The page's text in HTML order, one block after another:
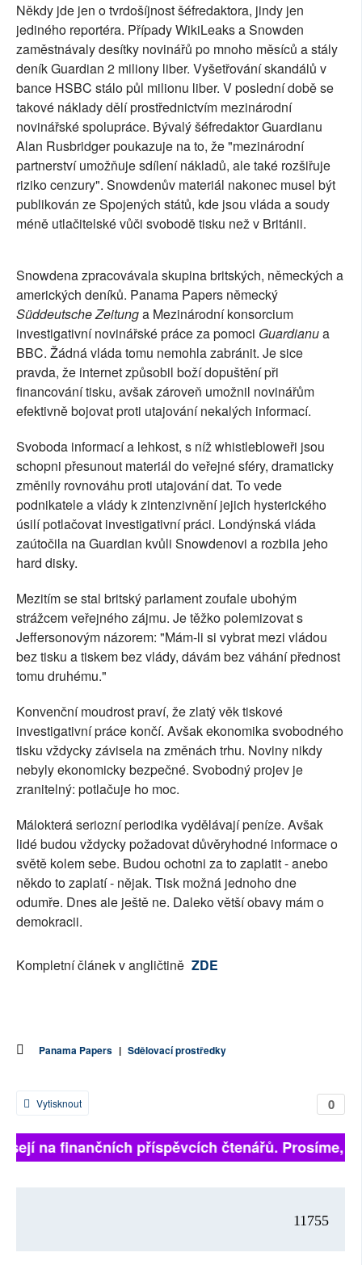
Někdy jde jen o tvrdošíjnost šéfredaktora, jindy jen
jediného reportéra. Případy WikiLeaks a Snowden
zaměstnávaly desítky novinářů po mnoho měsíců a stály
deník Guardian 2 miliony liber. Vyšetřování skandálů v
bance HSBC stálo půl milionu liber. V poslední době se
takové náklady dělí prostřednictvím mezinárodní
novinářské spolupráce. Bývalý šéfredaktor Guardianu
Alan Rusbridger poukazuje na to, že "mezinárodní
partnerství umožňuje sdílení nákladů, ale také rozšiřuje
riziko cenzury". Snowdenův materiál nakonec musel být
publikován ze Spojených států, kde jsou vláda a soudy
méně utlačitelské vůči svobodě tisku než v Británii.
Snowdena zpracovávala skupina britských, německých a
amerických deníků. Panama Papers německý
Süddeutsche Zeitunga Mezinárodní konsorcium
investigativní novinářské práce za pomoci Guardianua
BBC. Žádná vláda tomu nemohla zabránit. Je sice
pravda, že internet způsobil boží dopuštění při
financování tisku, avšak zároveň umožnil novinářům
efektivně bojovat proti utajování nekalých informací.
Svoboda informací a lehkost, s níž whistlebloweři jsou
schopni přesunout materiál do veřejné sféry, dramaticky
změnily rovnováhu proti utajování dat. To vede
podnikatele a vlády k zintenzivnění jejich hysterického
úsilí potlačovat investigativní práci. Londýnská vláda
zaútočila na Guardian kvůli Snowdenovi a rozbila jeho
hard disky.
Mezitím se stal britský parlament zoufale ubohým
strážcem veřejného zájmu. Je těžko polemizovat s
Jeffersonovým názorem: "Mám-li si vybrat mezi vládou
bez tisku a tiskem bez vlády, dávám bez váhání přednost
tomu druhému."
Konvenční moudrost praví, že zlatý věk tiskové
investigativní práce končí. Avšak ekonomika svobodného
tisku vždycky závisela na změnách trhu. Noviny nikdy
nebyly ekonomicky bezpečné. Svobodný projev je
zranitelný: potlačuje ho moc.
Málokterá seriozní periodika vydělávají peníze. Avšak
lidé budou vždycky požadovat důvěryhodné informace o
světě kolem sebe. Budou ochotni za to zaplatit - anebo
někdo to zaplatí - nějak. Tisk možná jednoho dne
odumře. Dnes ale ještě ne. Daleko větší obavy mám o
demokracii.
Kompletní článek v angličtině ZDE
Panama Papers | Sdělovací prostředky
0
Vytisknout
na finančních příspěvcích čtenářů. Prosíme,
11755